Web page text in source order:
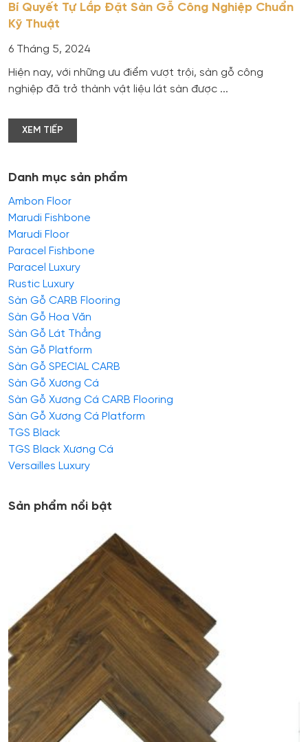
Bí Quyết Tự Lắp Đặt Sàn Gỗ Công Nghiệp Chuẩn
Kỹ Thuật
6 Tháng 5, 2024
Hiện nay, với những ưu điểm vượt trội, sàn gỗ công
nghiệp đã trở thành vật liệu lát sàn được ...
XEM TIẾP
Danh mục sản phẩm
Ambon Floor
Marudi Fishbone
Marudi Floor
Paracel Fishbone
Paracel Luxury
Rustic Luxury
Sàn Gỗ CARB Flooring
Sàn Gỗ Hoa Văn
Sàn Gỗ Lát Thẳng
Sàn Gỗ Platform
Sàn Gỗ SPECIAL CARB
Sàn Gỗ Xương Cá
Sàn Gỗ Xương Cá CARB Flooring
Sàn Gỗ Xương Cá Platform
TGS Black
TGS Black Xương Cá
Versailles Luxury
Sản phẩm nổi bật